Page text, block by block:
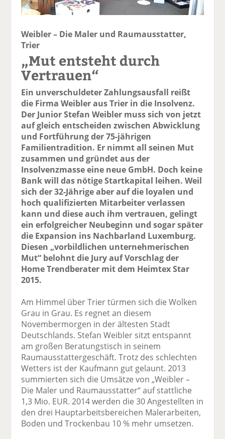
Weibler – Die Maler und Raumausstatter,
Trier
„Mut entsteht durch
Vertrauen“
Ein unverschuldeter Zahlungsausfall reißt
die Firma Weibler aus Trier in die Insolvenz.
Der Junior Stefan Weibler muss sich von jetzt
auf gleich entscheiden zwischen Abwicklung
und Fortführung der 75-jährigen
Familientradition. Er nimmt all seinen Mut
zusammen und gründet aus der
Insolvenzmasse eine neue GmbH. Doch keine
Bank will das nötige Startkapital leihen. Weil
sich der 32-Jährige aber auf die loyalen und
hoch qualifizierten Mitarbeiter verlassen
kann und diese auch ihm vertrauen, gelingt
ein erfolgreicher Neubeginn und sogar später
die Expansion ins Nachbarland Luxemburg.
Diesen „vorbildlichen unternehmerischen
Mut“ belohnt die Jury auf Vorschlag der
Home Trendberater mit dem Heimtex Star
2015.
Am Himmel über Trier türmen sich die Wolken
Grau in Grau. Es regnet an diesem
Novembermorgen in der ältesten Stadt
Deutschlands. Stefan Weibler sitzt entspannt
am großen Beratungstisch in seinem
Raumausstattergeschäft. Trotz des schlechten
Wetters ist der Kaufmann gut gelaunt. 2013
summierten sich die Umsätze von „Weibler –
Die Maler und Raumausstatter“ auf stattliche
1,3 Mio. EUR. 2014 werden die 30 Angestellten in
den drei Hauptarbeitsbereichen Malerarbeiten,
Boden und Trockenbau 10 % mehr umsetzen.